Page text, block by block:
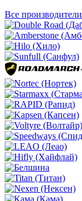
Все производители